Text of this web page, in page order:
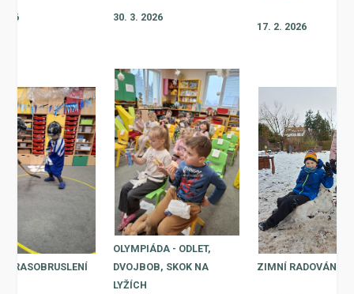
30. 3. 2026
17. 2. 2026
KRASOBRUSLENÍ
OLYMPIÁDA - ODLET,
DVOJBOB, SKOK NA
LYŽÍCH
ZIMNÍ RADOVÁNKY